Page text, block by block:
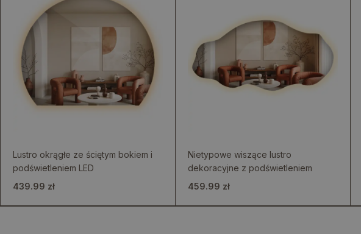
Lustro okrągłe ze ściętym bokiem i
podświetleniem LED
439.99 zł
Nietypowe wiszące lustro
dekoracyjne z podświetleniem
459.99 zł